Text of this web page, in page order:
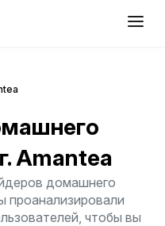
Amantea
домашнего
проанализировали
чтобы вы